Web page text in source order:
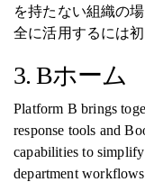
を持たない組織の
全に活用するには
3. Bホーム
Platform B brings
response tools and
capabilities to
department